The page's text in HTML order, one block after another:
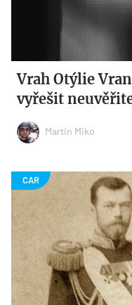
Vrah Otýlie
vyřešit
Martin Miko